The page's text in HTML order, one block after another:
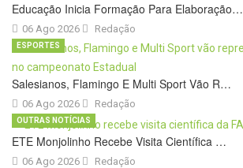
Educação Inicia Formação Para Elaboração…
06 Ago 2026 Redação
Salesianos, Flamingo E Multi Sport Vão R…
06 Ago 2026
ESPORTES
Redação
ETE Monjolinho Recebe Visita Científica …
06 Ago 2026
OUTRAS NOTÍCIAS
Redação